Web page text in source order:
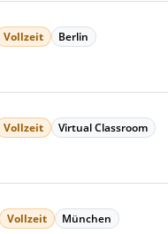
Vollzeit Berlin
Vollzeit Virtual Classroom
Vollzeit München